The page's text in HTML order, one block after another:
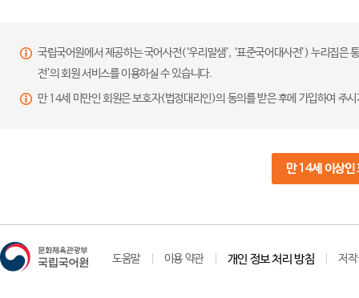
국립국어원에서 제공하는 국어사전(‘우리말샘’, ‘표준국어대사전’) 누리집
전’의 회원 서비스를 이용하실 수 있습니다.
만 14세 미만인 회원은 보호자(법정대리인)의 동의를 받은 후에 가입하여 주
만 14세 이상인
도움말 이용 약관 개인 정보 처리 방침 저